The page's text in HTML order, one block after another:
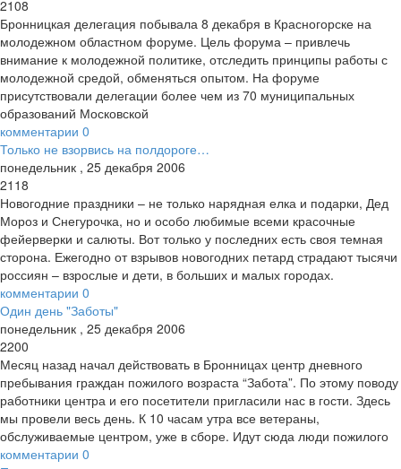
2108
Бронницкая делегация побывала 8 декабря в Красногорске на
молодежном областном форуме. Цель форума – привлечь
внимание к молодежной политике, отследить принципы работы с
молодежной средой, обменяться опытом. На форуме
присутствовали делегации более чем из 70 муниципальных
образований Московской
комментарии 0
Только не взорвись на полдороге…
понедельник , 25 декабря 2006
2118
Новогодние праздники – не только нарядная елка и подарки, Дед
Мороз и Снегурочка, но и особо любимые всеми красочные
фейерверки и салюты. Вот только у последних есть своя темная
сторона. Ежегодно от взрывов новогодних петард страдают тысячи
россиян – взрослые и дети, в больших и малых городах.
комментарии 0
Один день "Заботы"
понедельник , 25 декабря 2006
2200
Месяц назад начал действовать в Бронницах центр дневного
пребывания граждан пожилого возраста “Забота”. По этому поводу
работники центра и его посетители пригласили нас в гости. Здесь
мы провели весь день. К 10 часам утра все ветераны,
обслуживаемые центром, уже в сборе. Идут сюда люди пожилого
комментарии 0